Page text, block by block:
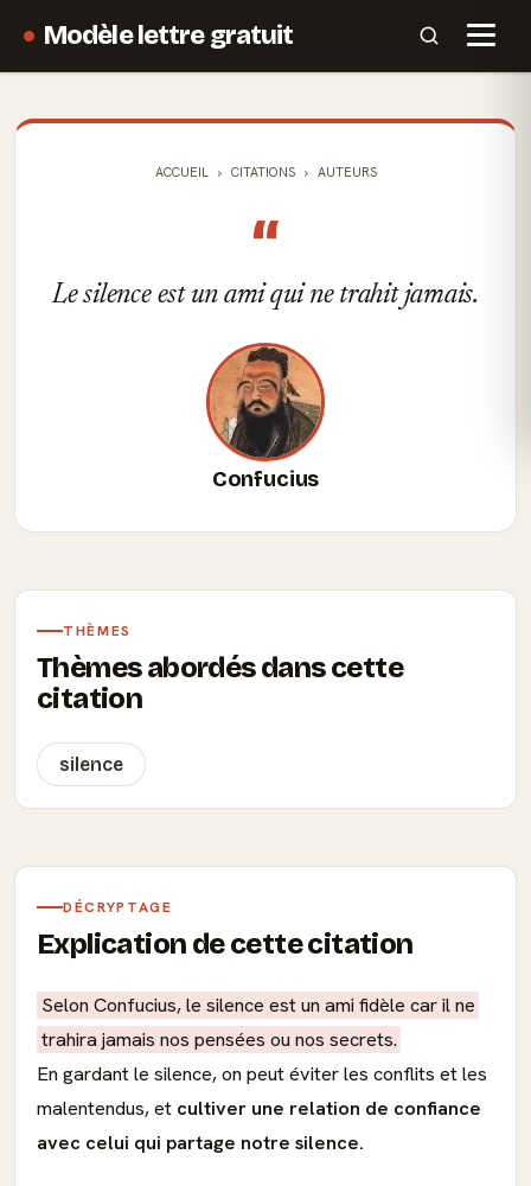
Modèle lettre gratuit
ACCUEIL CITATIONS AUTEURS
“
Le silence est un ami qui ne trahit jamais.
Confucius
THÈMES
Thèmes abordés dans cette
citation
silence
DÉCRYPTAGE
Explication de cette citation
Selon Confucius, le silence est un ami fidèle car il ne
trahira jamais nos pensées ou nos secrets.
En gardant le silence, on peut éviter les conflits et les
malentendus, et cultiver une relation de confiance
avec celui qui partage notre silence.